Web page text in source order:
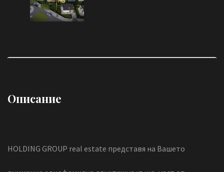
Описание
HOLDING GROUP real estate представя на Вашето